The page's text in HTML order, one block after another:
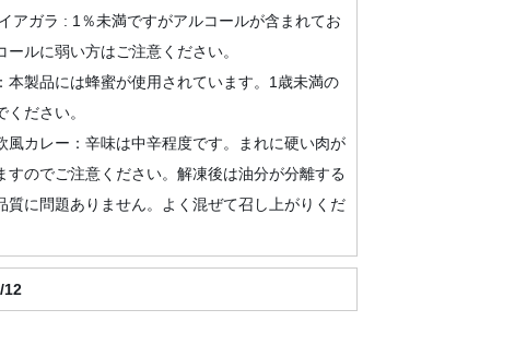
アガラ : 1％未満ですがアルコールが含まれてお
ールに弱い方はご注意ください。
製品には蜂蜜が使用されています。1歳未満の
ださい。
カレー：辛味は中辛程度です。まれに硬い肉が
すのでご注意ください。解凍後は油分が分離する
質に問題ありません。よく混ぜて召し上がりくだ
12